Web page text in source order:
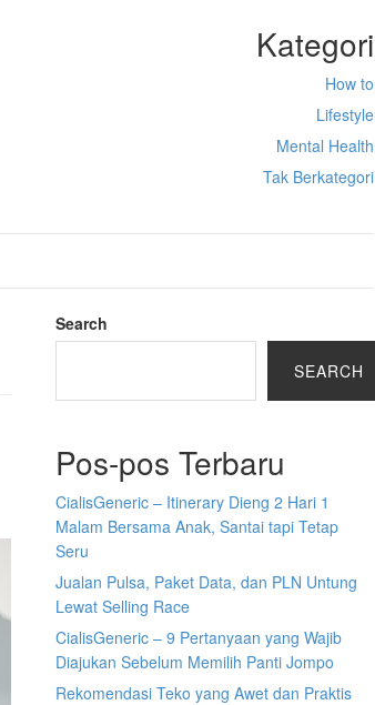
Kategori
How to
Lifestyle
Mental Health
Tak Berkategori
Search
SEARCH
Pos-pos Terbaru
CialisGeneric – Itinerary Dieng 2 Hari 1
Malam Bersama Anak, Santai tapi Tetap
Seru
Jualan Pulsa, Paket Data, dan PLN Untung
Lewat Selling Race
CialisGeneric – 9 Pertanyaan yang Wajib
Diajukan Sebelum Memilih Panti Jompo
Rekomendasi Teko yang Awet dan Praktis